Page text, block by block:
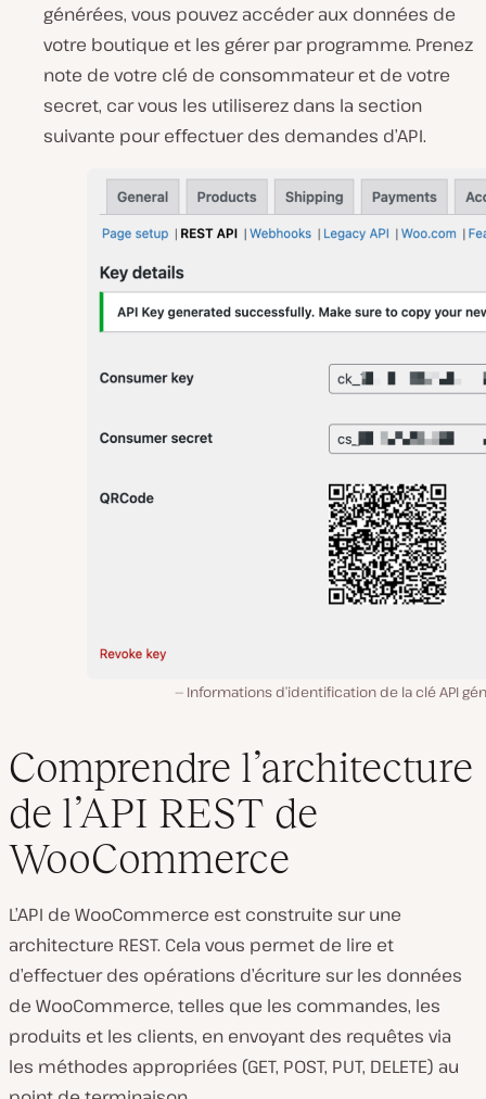
générées, vous pouvez accéder aux données de
votre boutique et les gérer par programme. Prenez
note de votre clé de consommateur et de votre
secret, car vous les utiliserez dans la section
suivante pour effectuer des demandes d’API.
Informations d’identification de la clé API
Comprendre l’architecture
de l’API REST de
WooCommerce
L’API de WooCommerce est construite sur une
architecture REST. Cela vous permet de lire et
d’effectuer des opérations d’écriture sur les données
de WooCommerce, telles que les commandes, les
produits et les clients, en envoyant des requêtes via
les méthodes appropriées (GET, POST, PUT, DELETE) au